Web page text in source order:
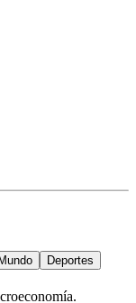
Mundo
Deportes
.